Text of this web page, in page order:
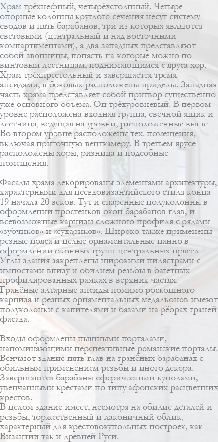
Храм трёхнефный, четырёхстолпный. Четыре
опорные колонны круглого сечения несут систему
сводов и пять барабанов, три из которых являются
световыми (центральный и над восточными
компартиментами), а два западных представляют
собой звонницы, попасть на которые можно по
винтовым лестницам, поднимающимся с яруса хор.
Храм трёхпрестольный и завершается тремя
апсидами, в боковых расположены приделы. Западная
часть храма представляет собой притвор существенно
уже основного объема. Он трёхуровневый. В первом
уровне расположена входная группа, свечной ящик и
лестница, ведущая на уровни, расположенные выше.
Во втором уровне расположены тех. помещения,
включая приточную венткамеру. В третьем ярусе
расположены хоры, ризница и подсобные
помещения.
Фасады храма декорированы элементами архитектуры,
характерными для псевдовизантийского стиля конца
19 начала 20 веков. Тут и спаренные полуколонны в
оформлении простенков окон барабанов глав, и
всевозможные карнизы сложного профиля с рядами
«зубчиков» и «сухариков». Широко также применены
резные пояса и целые орнаментальные панно в
оформлении оконных групп центральных прясел.
Углы здания закреплены широкими пилястрами с
импостами внизу и обилием резьбы в багетных
профилированных рамках в верхних частях.
Гранёные алтарные апсиды помимо роскошного
карниза и резных орнаментальных медальонов имеют
полуколонки с капителями и базами на рёбрах граней
фасада.
Входы оформлены пышными порталами,
напоминающими перспективные романские порталы.
Венчают здание пять глав на гранёных барабанах с
обильным применением резьбы и иного декора.
Завершаются барабаны сферическими куполами,
увенчанными крестами по типу афонских расцветших
крестов.
В целом здание имеет, несмотря на обилие деталей и
резьбы, торжественный и лаконичный облик,
характерный для крестовокупольных построек, как
Византии так и древней Руси.